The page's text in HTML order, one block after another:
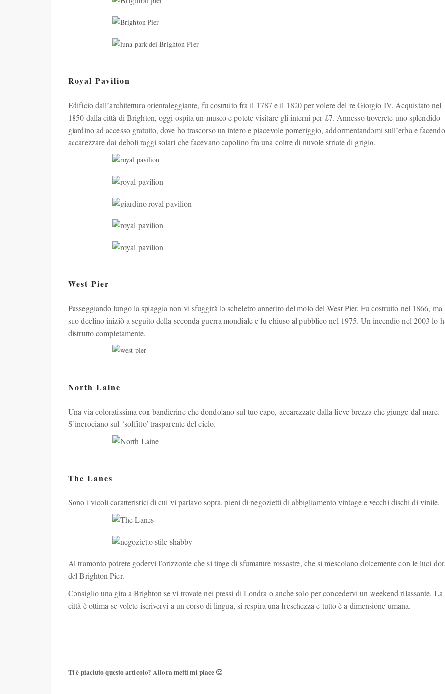
Royal Pavilion
Edificio dall’architettura orientaleggiante, fu costruito fra il 1787 e il 1820 per volere del re Giorgio IV. Acquistato nel
1850 dalla città di Brighton, oggi ospita un museo e potete visitare gli interni per £7. Annesso troverete uno splendido
giardino ad accesso gratuito, dove ho trascorso un intero e piacevole pomeriggio, addormentandomi sull’erba e
accarezzare dai deboli raggi solari che facevano capolino fra una coltre di nuvole striate di grigio.
West Pier
Passeggiando lungo la spiaggia non vi sfuggirà lo scheletro annerito del molo del West Pier. Fu costruito nel 1866, ma
suo declino iniziò a seguito della seconda guerra mondiale e fu chiuso al pubblico nel 1975. Un incendio nel 2003 lo
distrutto completamente.
North Laine
Una via coloratissima con bandierine che dondolano sul tuo capo, accarezzate dalla lieve brezza che giunge dal mare.
S’incrociano sul ‘soffitto’ trasparente del cielo.
The Lanes
Sono i vicoli caratteristici di cui vi parlavo sopra, pieni di negozietti di abbigliamento vintage e vecchi dischi di vinile.
Al tramonto potrete godervi l’orizzonte che si tinge di sfumature rossastre, che si mescolano dolcemente con le luci
del Brighton Pier.
Consiglio una gita a Brighton se vi trovate nei pressi di Londra o anche solo per concedervi un weekend rilassante. La
città è ottima se volete iscrivervi a un corso di lingua, si respira una freschezza e tutto è a dimensione umana.
Ti è piaciuto questo articolo? Allora metti mi piace 🙂